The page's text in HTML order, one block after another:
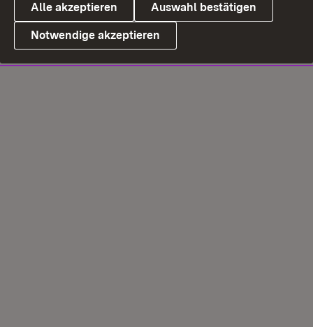
Alle akzeptieren Auswahl bestätigen
Notwendige akzeptieren